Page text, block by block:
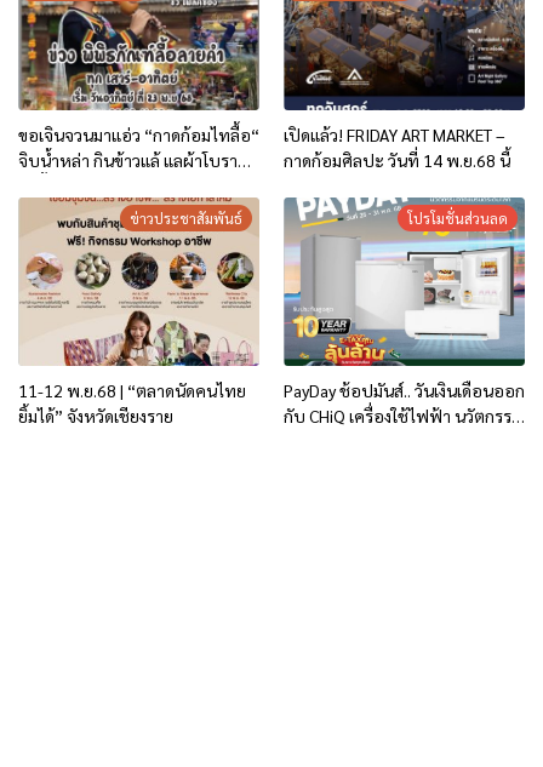
ขอเจินจวนมาแอ่ว “กาดก้อมไทลื้อ“
จิบน้ำหล่า กินข้าวแล้ แลผ้าโบราณ
เปิดแล้ว! FRIDAY ART MARKET –
กาดก้อมศิลปะ วันที่ 14 พ.ย.68 นี้
ข่าวประชาสัมพันธ์
11-12 พ.ย.68 | “ตลาดนัดคนไทย
ยิ้มได้” จังหวัดเชียงราย
โปรโมชั่นส่วนลด
PayDay ช้อปมันส์.. วันเงินเดือนออก
กับ CHiQ เครื่องใช้ไฟฟ้า นวัตกรรม